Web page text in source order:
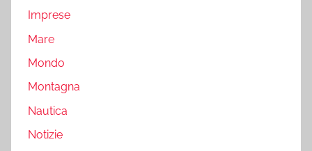
Imprese
Mare
Mondo
Montagna
Nautica
Notizie